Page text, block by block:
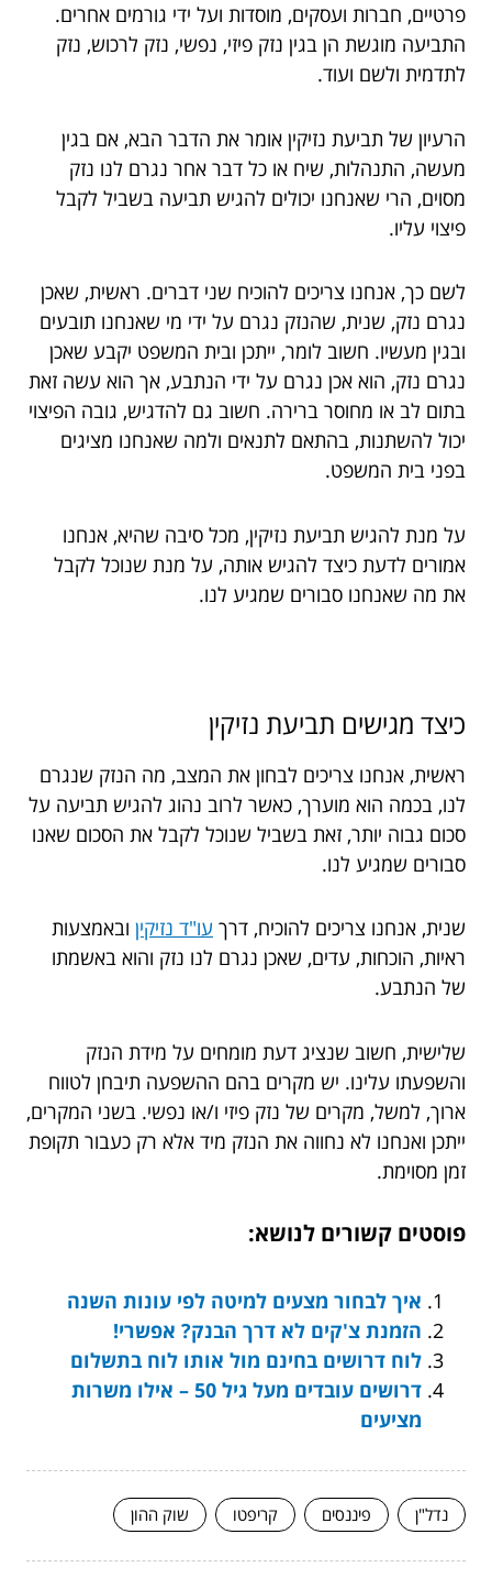
פרטיים, חברות ועסקים, מוסדות ועל ידי גורמים אחרים.
התביעה מוגשת הן בגין נזק פיזי, נפשי, נזק לרכוש, נזק
לתדמית ולשם ועוד.
הרעיון של תביעת נזיקין אומר את הדבר הבא, אם בגין
מעשה, התנהלות, שיח או כל דבר אחר נגרם לנו נזק
מסוים, הרי שאנחנו יכולים להגיש תביעה בשביל לקבל
פיצוי עליו.
לשם כך, אנחנו צריכים להוכיח שני דברים. ראשית, שאכן
נגרם נזק, שנית, שהנזק נגרם על ידי מי שאנחנו תובעים
ובגין מעשיו. חשוב לומר, ייתכן ובית המשפט יקבע שאכן
נגרם נזק, הוא אכן נגרם על ידי הנתבע, אך הוא עשה זאת
בתום לב או מחוסר ברירה. חשוב גם להדגיש, גובה הפיצוי
יכול להשתנות, בהתאם לתנאים ולמה שאנחנו מציגים
בפני בית המשפט.
על מנת להגיש תביעת נזיקין, מכל סיבה שהיא, אנחנו
אמורים לדעת כיצד להגיש אותה, על מנת שנוכל לקבל
את מה שאנחנו סבורים שמגיע לנו.
כיצד מגישים תביעת נזיקין
ראשית, אנחנו צריכים לבחון את המצב, מה הנזק שנגרם
לנו, בכמה הוא מוערך, כאשר לרוב נהוג להגיש תביעה על
סכום גבוה יותר, זאת בשביל שנוכל לקבל את הסכום שאנו
סבורים שמגיע לנו.
שנית, אנחנו צריכים להוכיח, דרך עו"ד נזיקין ובאמצעות
ראיות, הוכחות, עדים, שאכן נגרם לנו נזק והוא באשמתו
של הנתבע.
שלישית, חשוב שנציג דעת מומחים על מידת הנזק
והשפעתו עלינו. יש מקרים בהם ההשפעה תיבחן לטווח
ארוך, למשל, מקרים של נזק פיזי ו/או נפשי. בשני המקרים,
ייתכן ואנחנו לא נחווה את הנזק מיד אלא רק כעבור תקופת
זמן מסוימת.
פוסטים קשורים לנושא:
איך לבחור מצעים למיטה לפי עונות השנה
הזמנת צ'קים לא דרך הבנק? אפשרי!
לוח דרושים בחינם מול אותו לוח בתשלום
דרושים עובדים מעל גיל 50 – אילו משרות
מציעים
נדל"ן פיננסים קריפטו שוק ההון